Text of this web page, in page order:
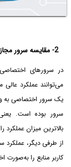
2- مقایسه سرور مجازی و اختصاصی از لحاظ عملکرد
در سرورهای
می‌توانند عملکرد
یک سرور اختصاصی به
سرور بوده است.
بالاترین میزان عملکرد
از طرفی دیگر،
کاربر منابع را به‌صورت